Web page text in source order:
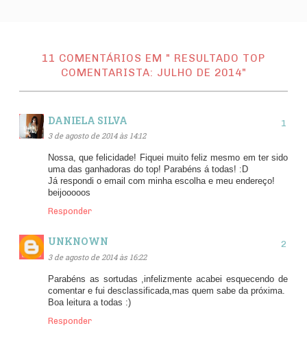
11 COMENTÁRIOS EM " RESULTADO TOP
COMENTARISTA: JULHO DE 2014"
DANIELA SILVA
3 de agosto de 2014 às 14:12
Nossa, que felicidade! Fiquei muito feliz mesmo em ter sido
uma das ganhadoras do top! Parabéns á todas! :D
Já respondi o email com minha escolha e meu endereço!
beijooooos
Responder
UNKNOWN
3 de agosto de 2014 às 16:22
Parabéns as sortudas ,infelizmente acabei esquecendo de
comentar e fui desclassificada,mas quem sabe da próxima.
Boa leitura a todas :)
Responder